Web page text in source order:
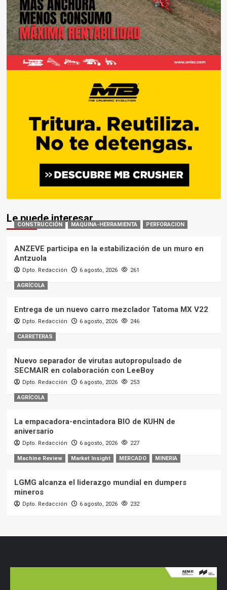
Le puede interesar
CONSTRUCCIÓN MAQUINA-HERRAMIENTA PERFORACION
ANZEVE participa en la estabilización de un muro en
Antzuola
Dpto. Redacción 6 agosto, 2026 261
AGRÍCOLA
Entrega de un nuevo carro mezclador Tatoma MX V22
Dpto. Redacción 6 agosto, 2026 246
CARRETERAS
Nuevo separador de virutas autopropulsado de
SECMAIR en colaboración con LeeBoy
Dpto. Redacción 6 agosto, 2026 253
AGRÍCOLA
La empacadora-encintadora BIO de KUHN de
aniversario
Dpto. Redacción 6 agosto, 2026 227
Machine Review Market Insight MERCADO MINERIA
LGMG alcanza el liderazgo mundial en dumpers
mineros
Dpto. Redacción 6 agosto, 2026 232